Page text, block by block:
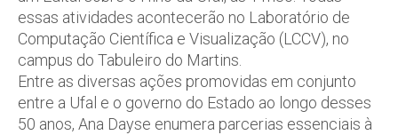
essas atividades acontecerão no Laboratório de
Computação Científica e Visualização (LCCV), no
campus do Tabuleiro do Martins.
Entre as diversas ações promovidas em conjunto
entre a Ufal e o governo do Estado ao longo desses
50 anos, Ana Dayse enumera parcerias essenciais à